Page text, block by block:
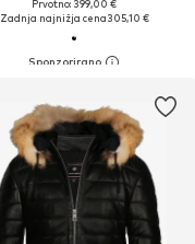
Prvotno: 399,00 €
Zadnja najnižja cena305,10 €